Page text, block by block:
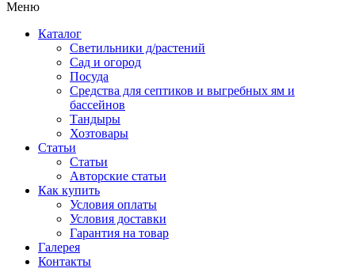
Меню
Каталог
Светильники д/растений
Сад и огород
Посуда
Средства для септиков и выгребных ям и
бассейнов
Тандыры
Хозтовары
Статьи
Статьи
Авторские статьи
Как купить
Условия оплаты
Условия доставки
Гарантия на товар
Галерея
Контакты